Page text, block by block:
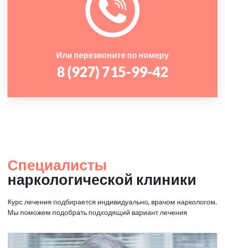
Или перезвоните по номеру
8 (927) 715-99-42
Специалисты
наркологической клиники
Курс лечения подбирается индивидуально, врачом наркологом.
Мы поможем подобрать подходящий вариант лечения